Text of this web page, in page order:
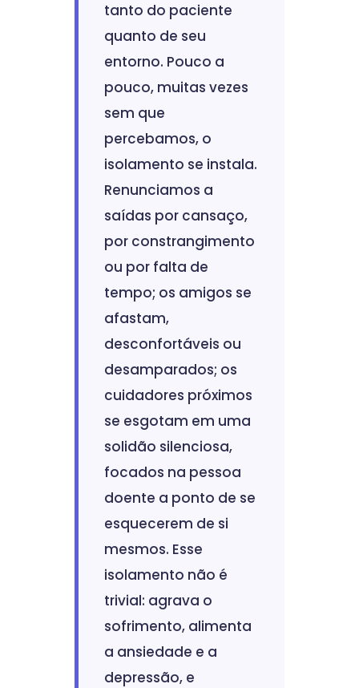
tanto do paciente
quanto de seu
entorno. Pouco a
pouco, muitas vezes
sem que
percebamos, o
isolamento se instala.
Renunciamos a
saídas por cansaço,
por constrangimento
ou por falta de
tempo; os amigos se
afastam,
desconfortáveis ou
desamparados; os
cuidadores próximos
se esgotam em uma
solidão silenciosa,
focados na pessoa
doente a ponto de se
esquecerem de si
mesmos. Esse
isolamento não é
trivial: agrava o
sofrimento, alimenta
a ansiedade e a
depressão, e